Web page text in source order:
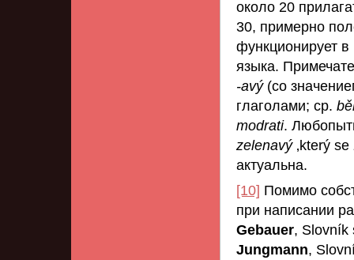
около 20
30, примерно
функционирует в
языка.
-avý (со
глаголами; ср.
modrati.
zelenavý ‚který
актуальна.
[10] Помимо
при написании
Gebauer,
Jungmann,